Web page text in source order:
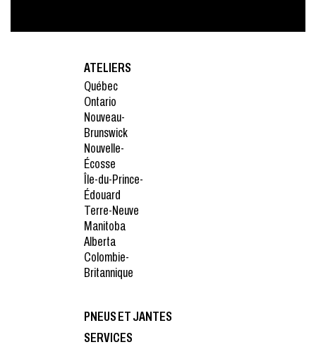
ATELIERS
Québec
Ontario
Nouveau-
Brunswick
Nouvelle-
Écosse
Île-du-Prince-
Édouard
Terre-Neuve
Manitoba
Alberta
Colombie-
Britannique
PNEUS ET JANTES
SERVICES